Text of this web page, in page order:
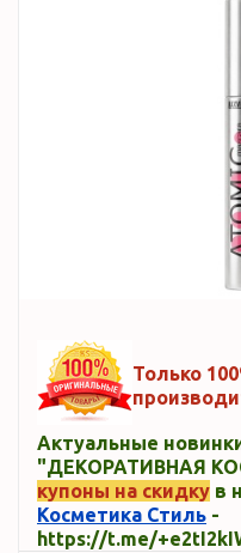
Только
Актуальные
"ДЕКОРАТИВНАЯ
купоны на скидку в
Косметика Стиль -
https://t.me/